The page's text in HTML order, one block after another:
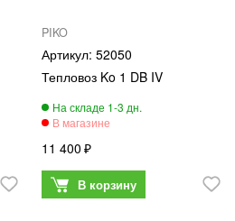
PIKO
52050
Тепловоз Ko 1 DB IV
11 400